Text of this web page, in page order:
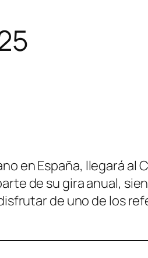
en España, llegará al
de su gira anual,
de uno de los